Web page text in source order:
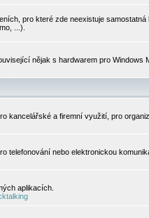
pro které zde neexistuje
...).
nějak s hardwarem pro Windows
kancelářské a firemní využití, pro
telefonování nebo elektronickou
aplikacích.